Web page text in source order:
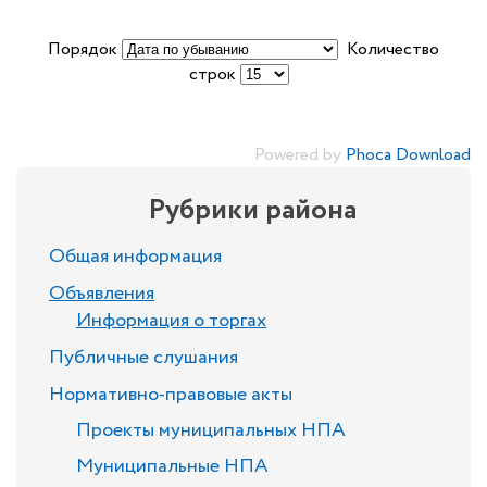
Порядок
Количество
строк
Powered by Phoca Download
Рубрики района
Общая информация
Объявления
Информация о торгах
Публичные слушания
Нормативно-правовые акты
Проекты муниципальных НПА
Муниципальные НПА